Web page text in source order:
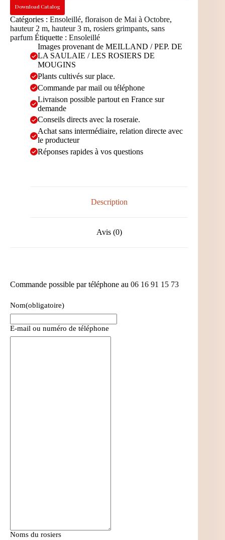
Download Catalog
Catégories : Ensoleillé, floraison de Mai à Octobre,
hauteur 2 m, hauteur 3 m, rosiers grimpants, sans
parfum Étiquette : Ensoleillé
Images provenant de MEILLAND / PEP. DE
LA SAULAIE / LES ROSIERS DE
MOUGINS
Plants cultivés sur place.
Commande par mail ou téléphone
Livraison possible partout en France sur
demande
Conseils directs avec la roseraie.
Achat sans intermédiaire, relation directe avec
le producteur
Réponses rapides à vos questions
Description
Avis (0)
Commande possible par téléphone au 06 16 91 15 73
Nom(obligatoire)
E-mail ou numéro de téléphone
Noms du rosiers